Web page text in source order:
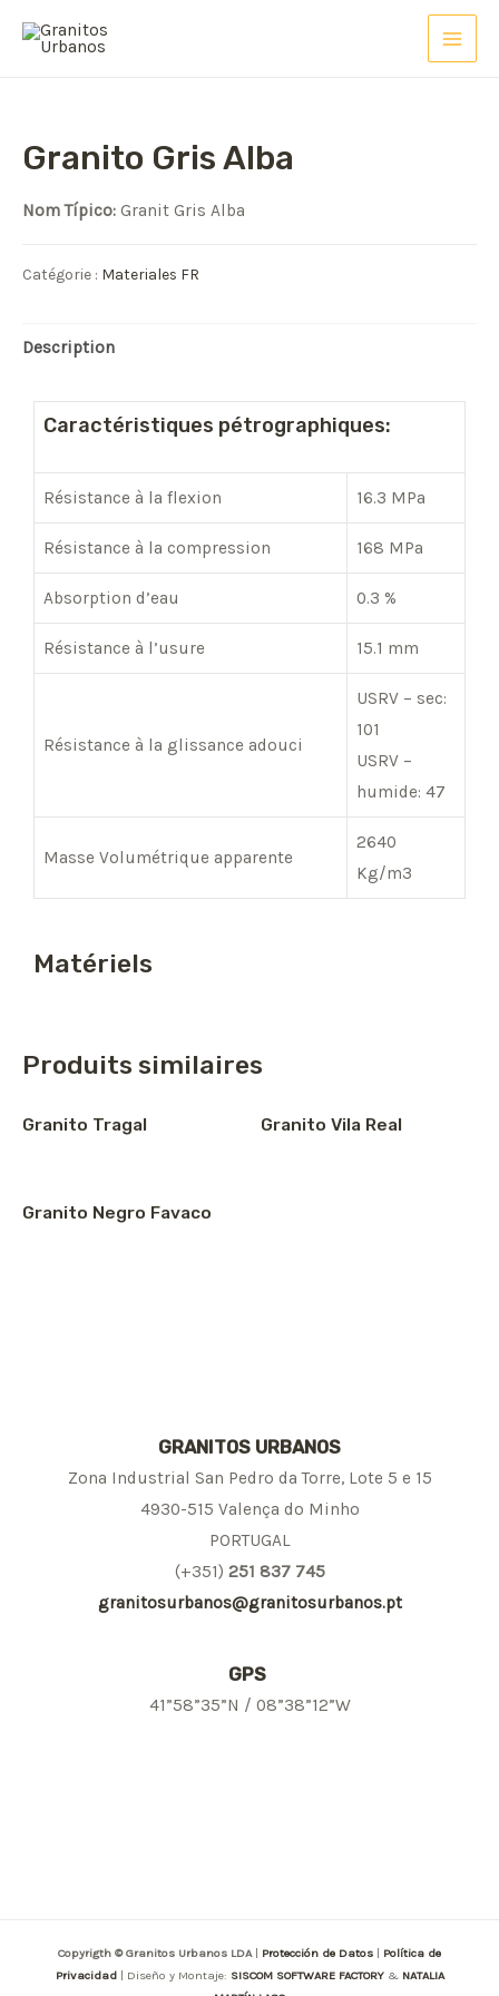
Granito Gris Alba
Nom Típico: Granit Gris Alba
Catégorie : Materiales FR
Description
Caractéristiques pétrographiques:
Résistance à la flexion 16.3 MPa
Résistance à la compression 168 MPa
Absorption d’eau 0.3 %
Résistance à l’usure 15.1 mm
Résistance à la glissance adouci
USRV – sec:
101
USRV –
humide: 47
Masse Volumétrique apparente
2640
Kg/m3
Matériels
Produits similaires
Granito Tragal Granito Vila Real
Granito Negro Favaco
GRANITOS URBANOS
Zona Industrial San Pedro da Torre, Lote 5 e 15
4930-515 Valença do Minho
PORTUGAL
(+351) 251 837 745
granitosurbanos@granitosurbanos.pt
GPS
41”58”35”N / 08”38”12”W
Copyrigth © Granitos Urbanos LDA| Protección de Datos
Política de
Privacidad| Diseño y Montaje: SISCOM SOFTWARE FACTORY& NATALIA